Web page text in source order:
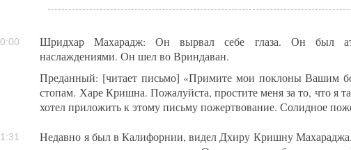
Шридхар Махарадж: Он вырвал себе глаза. Он был
наслаждениями. Он шел во Вриндаван.
Преданный: [читает письмо] «Примите мои поклоны Вашим
стопам. Харе Кришна. Пожалуйста, простите меня за то, что я
хотел приложить к этому письму пожертвование. Солидное
Недавно я был в Калифорнии, видел Дхиру Кришну Махараджа.